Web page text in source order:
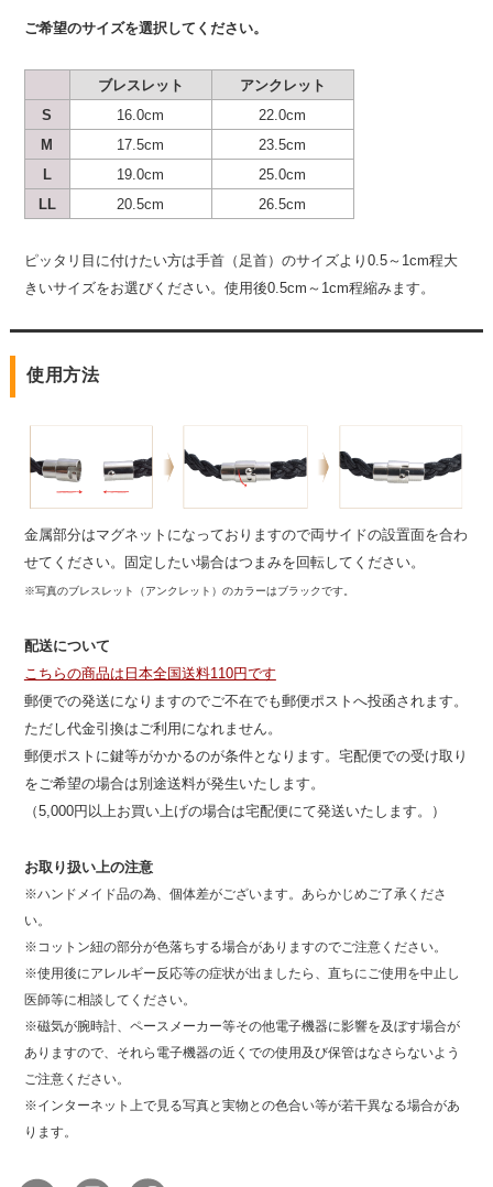
ご希望のサイズを選択してください。
ブレスレット
アンクレット
S
16.0cm
22.0cm
M
17.5cm
23.5cm
L
19.0cm
25.0cm
LL
20.5cm 26.5cm
ピッタリ目に付けたい方は手首（足首）のサイズより0.5～1cm程大
きいサイズをお選びください。使用後0.5cm～1cm程縮みます。
使用方法
金属部分はマグネットになっておりますので両サイドの設置面を合わ
せてください。固定したい場合はつまみを回転してください。
※写真のブレスレット（アンクレット）のカラーはブラックです。
配送について
こちらの商品は日本全国送料110円です
郵便での発送になりますのでご不在でも郵便ポストへ投函されます。
ただし代金引換はご利用になれません。
郵便ポストに鍵等がかかるのが条件となります。宅配便での受け取り
をご希望の場合は別途送料が発生いたします。
（5,000円以上お買い上げの場合は宅配便にて発送いたします。）
お取り扱い上の注意
※ハンドメイド品の為、個体差がございます。あらかじめご了承くださ
い。
※コットン紐の部分が色落ちする場合がありますのでご注意ください。
※使用後にアレルギー反応等の症状が出ましたら、直ちにご使用を中止し
医師等に相談してください。
※磁気が腕時計、ペースメーカー等その他電子機器に影響を及ぼす場合が
ありますので、それら電子機器の近くでの使用及び保管はなさらないよう
ご注意ください。
※インターネット上で見る写真と実物との色合い等が若干異なる場合があ
ります。